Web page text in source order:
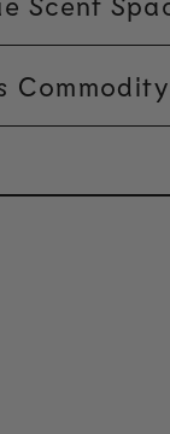
Commodity